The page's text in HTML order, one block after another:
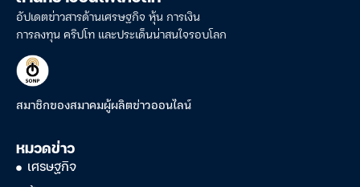
อัปเดตข่าวสารด้านเศรษฐกิจ หุ้น การเงิน
การลงทุน คริปโท และประเด็นน่าสนใจรอบโลก
สมาชิกของสมาคมผู้ผลิตข่าวออนไลน์
หมวดข่าว
เศรษฐกิจ